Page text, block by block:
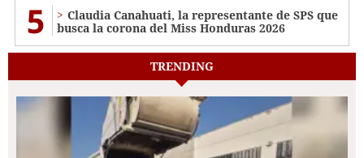
5
Claudia Canahuati, la representante de SPS que
busca la corona del Miss Honduras 2026
TRENDING